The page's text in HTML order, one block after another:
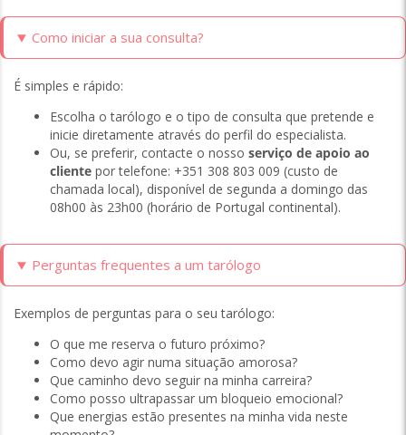
Como iniciar a sua consulta?
É simples e rápido:
Escolha o tarólogo e o tipo de consulta que pretende e
inicie diretamente através do perfil do especialista.
Ou, se preferir, contacte o nosso serviço de apoio ao
cliente por telefone: +351 308 803 009 (custo de
chamada local), disponível de segunda a domingo das
08h00 às 23h00 (horário de Portugal continental).
Perguntas frequentes a um tarólogo
Exemplos de perguntas para o seu tarólogo:
O que me reserva o futuro próximo?
Como devo agir numa situação amorosa?
Que caminho devo seguir na minha carreira?
Como posso ultrapassar um bloqueio emocional?
Que energias estão presentes na minha vida neste